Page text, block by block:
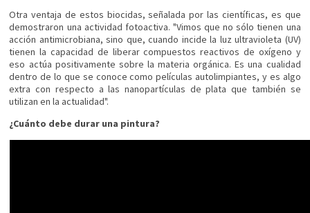
Otra ventaja de estos biocidas, señalada por las científicas, es que
demostraron una actividad fotoactiva. "Vimos que no sólo tienen una
acción antimicrobiana, sino que, cuando incide la luz ultravioleta (UV)
tienen la capacidad de liberar compuestos reactivos de oxígeno y
eso actúa positivamente sobre la materia orgánica. Es una cualidad
dentro de lo que se conoce como películas autolimpiantes, y es algo
extra con respecto a las nanopartículas de plata que también se
utilizan en la actualidad".
¿Cuánto debe durar una pintura?